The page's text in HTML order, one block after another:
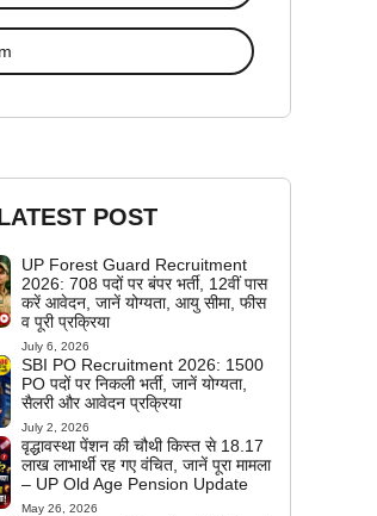
POST
UP Forest Guard Recruitment
2026: 708 पदों पर बंपर भर्ती, 12वीं पास
करें आवेदन, जानें योग्यता, आयु सीमा, फीस
व पूरी प्रक्रिया
July 6, 2026
SBI PO Recruitment 2026: 1500
PO पदों पर निकली भर्ती, जानें योग्यता,
सैलरी और आवेदन प्रक्रिया
July 2, 2026
वृद्धावस्था पेंशन की चौथी किस्त से 18.17
लाख लाभार्थी रह गए वंचित, जानें पूरा मामला
– UP Old Age Pension Update
May 26, 2026